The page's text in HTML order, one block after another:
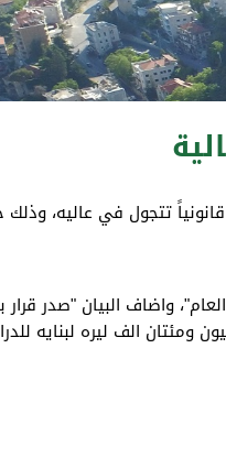
غير مسجله قانونياً تتجول في
العام"، واضاف البيان "صدر
الف ليره لبنايه